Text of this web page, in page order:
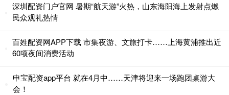
深圳配资门户官网 暑期“航天游”火热，山东海阳海上发射点燃
民众观礼热情
百姓配资网APP下载 市集夜游、文旅打卡……上海黄浦推出近
60项夜间消费活动
申宝配资app平台 就在4月中……天津将迎来一场跑团桌游大
会！